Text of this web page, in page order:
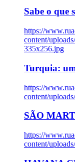
Sabe o que
https://
content/
335x256.jpg
Turquia:
https://
content/
SÃO
https://
content/